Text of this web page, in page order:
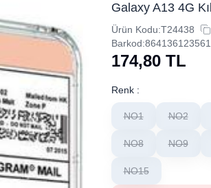
Galaxy A13 4G
Ürün Kodu:T24438
Barkod:
174,80 TL
Renk :
NO1 NO2
NO8 NO9
NO15